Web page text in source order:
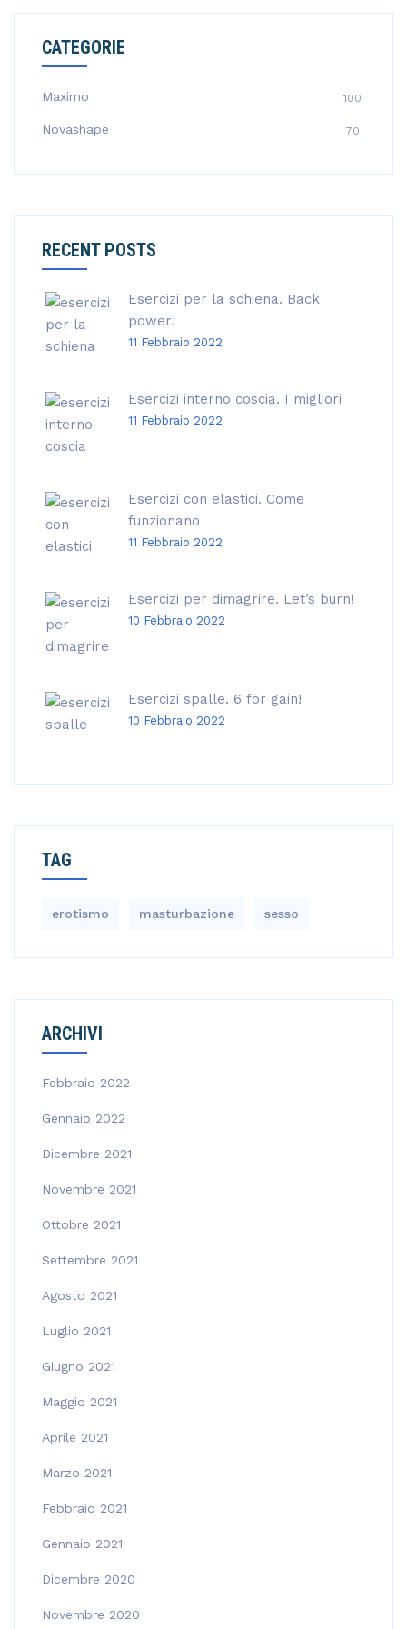
CATEGORIE
Maximo 100
Novashape 70
RECENT POSTS
Esercizi per la schiena. Back
power!
11 Febbraio 2022
Esercizi interno coscia. I migliori
11 Febbraio 2022
Esercizi con elastici. Come
funzionano
11 Febbraio 2022
Esercizi per dimagrire. Let’s burn!
10 Febbraio 2022
Esercizi spalle. 6 for gain!
10 Febbraio 2022
TAG
erotismo masturbazione sesso
ARCHIVI
Febbraio 2022
Gennaio 2022
Dicembre 2021
Novembre 2021
Ottobre 2021
Settembre 2021
Agosto 2021
Luglio 2021
Giugno 2021
Maggio 2021
Aprile 2021
Marzo 2021
Febbraio 2021
Gennaio 2021
Dicembre 2020
Novembre 2020